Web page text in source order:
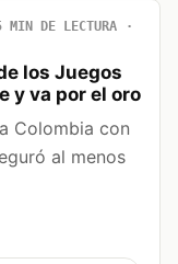
MIN DE LECTURA
los Juegos
y va por el oro
Colombia con
al menos